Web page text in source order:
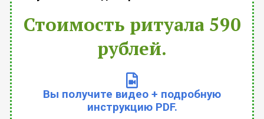
Стоимость ритуала 590
рублей.
Вы получите видео + подробную
инструкцию PDF.